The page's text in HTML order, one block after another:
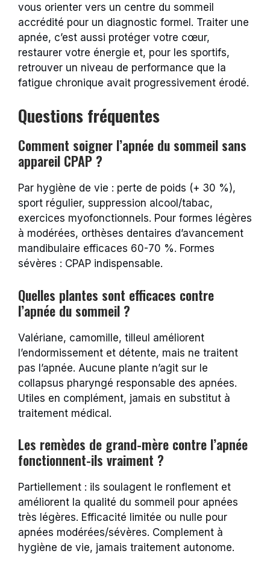
vous orienter vers un centre du sommeil
accrédité pour un diagnostic formel. Traiter une
apnée, c’est aussi protéger votre cœur,
restaurer votre énergie et, pour les sportifs,
retrouver un niveau de performance que la
fatigue chronique avait progressivement érodé.
Questions fréquentes
Comment soigner l’apnée du sommeil sans
appareil CPAP ?
Par hygiène de vie : perte de poids (+ 30 %),
sport régulier, suppression alcool/tabac,
exercices myofonctionnels. Pour formes légères
à modérées, orthèses dentaires d’avancement
mandibulaire efficaces 60-70 %. Formes
sévères : CPAP indispensable.
Quelles plantes sont efficaces contre
l’apnée du sommeil ?
Valériane, camomille, tilleul améliorent
l’endormissement et détente, mais ne traitent
pas l’apnée. Aucune plante n’agit sur le
collapsus pharyngé responsable des apnées.
Utiles en complément, jamais en substitut à
traitement médical.
Les remèdes de grand-mère contre l’apnée
fonctionnent-ils vraiment ?
Partiellement : ils soulagent le ronflement et
améliorent la qualité du sommeil pour apnées
très légères. Efficacité limitée ou nulle pour
apnées modérées/sévères. Complement à
hygiène de vie, jamais traitement autonome.